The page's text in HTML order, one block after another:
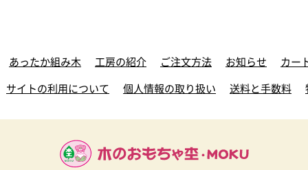
あったか組み木 工房の紹介 ご注文方法 お知らせ
カー
サイトの利用について
個人情報の取り扱い 送料と手数料